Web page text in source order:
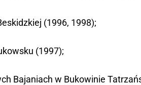
(1996, 1998);
(1997);
Bajaniach w Bukowinie